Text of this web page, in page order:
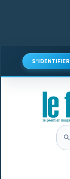
S'IDENTIFIER